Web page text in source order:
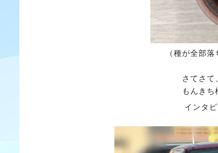
（種が全部
さてさて
もんき
インタ